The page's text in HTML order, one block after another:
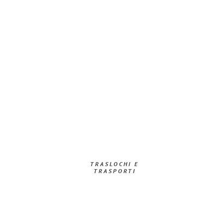
TRASLOCHI E
TRASPORTI​